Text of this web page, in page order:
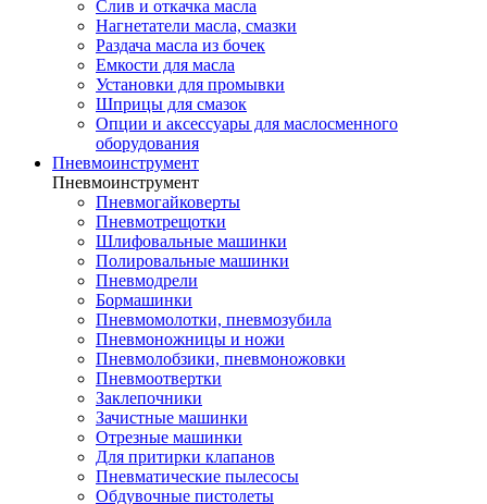
Слив и откачка масла
Нагнетатели масла, смазки
Раздача масла из бочек
Емкости для масла
Установки для промывки
Шприцы для смазок
Опции и аксессуары для маслосменного
оборудования
Пневмоинструмент
Пневмоинструмент
Пневмогайковерты
Пневмотрещотки
Шлифовальные машинки
Полировальные машинки
Пневмодрели
Бормашинки
Пневмомолотки, пневмозубила
Пневмоножницы и ножи
Пневмолобзики, пневмоножовки
Пневмоотвертки
Заклепочники
Зачистные машинки
Отрезные машинки
Для притирки клапанов
Пневматические пылесосы
Обдувочные пистолеты